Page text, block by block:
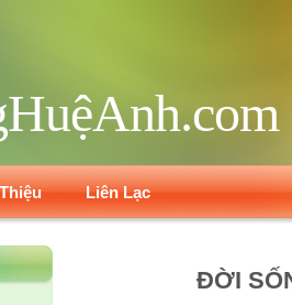
Liên Lạc
ĐỜI